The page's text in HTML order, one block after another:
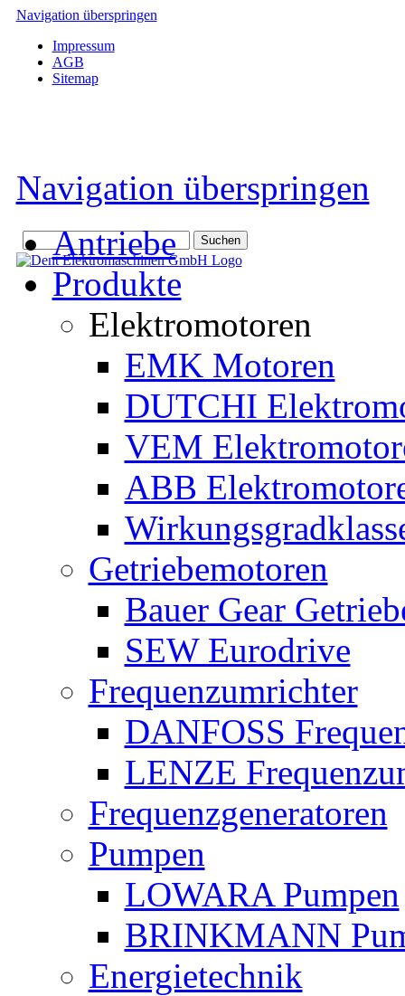
Navigation überspringen
Impressum
AGB
Sitemap
Navigation überspringen
Antriebe
Produkte
Elektromotoren
EMK Motoren
DUTCHI
VEM
ABB
Getriebemotoren
Bauer Gear
SEW Eurodrive
Frequenzumrichter
DANFOSS
LENZE
Frequenzgeneratoren
Pumpen
LOWARA Pumpen
BRINKMANN
Energietechnik